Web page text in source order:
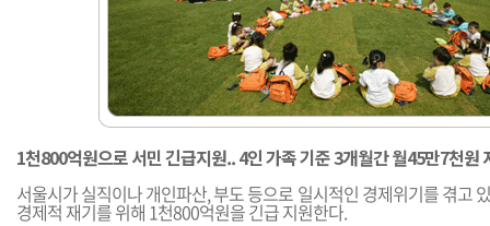
1천800억원으로 서민 긴급지원.. 4인 가족 기준 3개월간 월45만7천원
서울시가 실직이나 개인파산, 부도 등으로 일시적인 경제위기를 겪고
경제적 재기를 위해 1천800억원을 긴급 지원한다.